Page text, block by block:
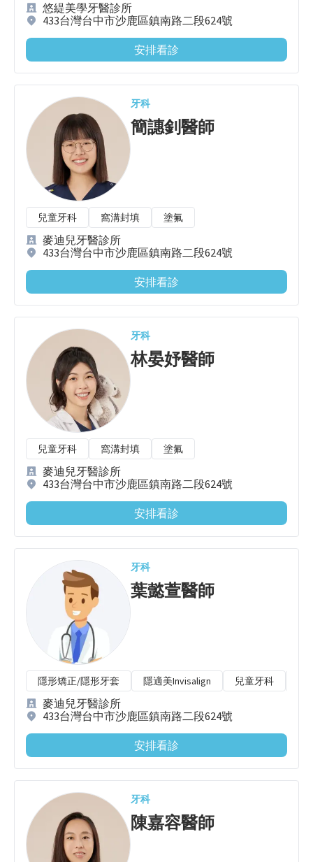
悠緹美學牙醫診所
433台灣台中市沙鹿區鎮南路二段624號
安排看診
牙科
簡譓釗醫師
兒童牙科 窩溝封填 塗氟
麥迪兒牙醫診所
433台灣台中市沙鹿區鎮南路二段624號
安排看診
牙科
林晏妤醫師
兒童牙科 窩溝封填 塗氟
麥迪兒牙醫診所
433台灣台中市沙鹿區鎮南路二段624號
安排看診
牙科
葉懿萱醫師
隱形矯正/隱形牙套 隱適美Invisalign 兒童牙科
麥迪兒牙醫診所
433台灣台中市沙鹿區鎮南路二段624號
安排看診
牙科
陳嘉容醫師